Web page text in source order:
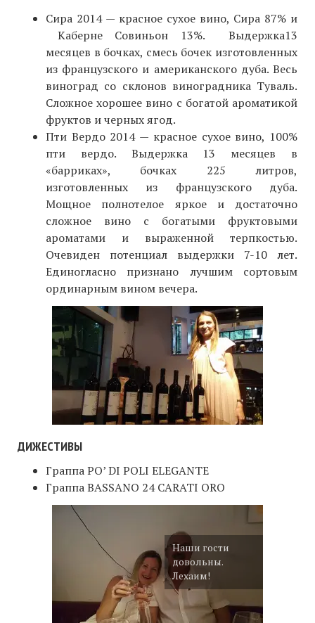
Сира 2014 — красное сухое вино, Сира 87% и
Каберне Совиньон 13%. Выдержка13
месяцев в бочках, смесь бочек изготовленных
из французского и американского дуба. Весь
виноград со склонов виноградника Туваль.
Сложное хорошее вино с богатой ароматикой
фруктов и черных ягод.
Пти Вердо 2014 — красное сухое вино, 100%
пти вердо. Выдержка 13 месяцев в
«барриках», бочках 225 литров,
изготовленных из французского дуба.
Мощное полнотелое яркое и достаточно
сложное вино с богатыми фруктовыми
ароматами и выраженной терпкостью.
Очевиден потенциал выдержки 7-10 лет.
Единогласно признано лучшим сортовым
ординарным вином вечера.
ДИЖЕСТИВЫ
Граппа PO’ DI POLI ELEGANTE
Граппа BASSANO 24 CARATI ORO
Наши гости
довольны.
Лехаим!